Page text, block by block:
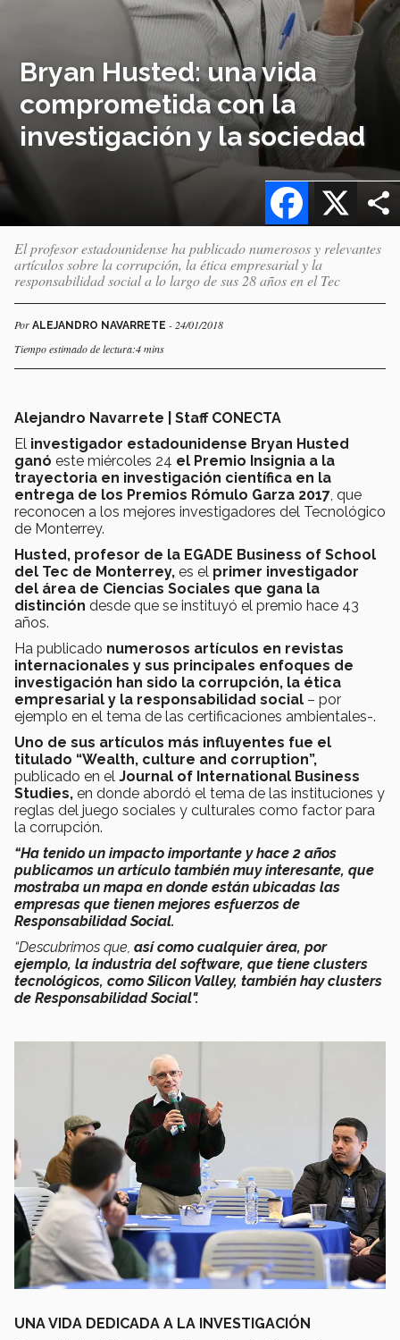
Bryan Husted: una vida
comprometida con la
investigación y la sociedad
X
Facebook
El profesor estadounidense ha publicado numerosos y relevantes
artículos sobre la corrupción, la ética empresarial y la
responsabilidad social a lo largo de sus 28 años en el Tec
Por ALEJANDRO NAVARRETE - 24/01/2018
Tiempo estimado de lectura:4 mins
Alejandro Navarrete | Staff CONECTA
El investigador estadounidense Bryan Husted
ganó este miércoles 24 el Premio Insignia a la
trayectoria en investigación científica en la
entrega de los Premios Rómulo Garza 2017 , que
reconocen a los mejores investigadores del Tecnológico
de Monterrey.
Husted, profesor de la EGADE Business of School
del Tec de Monterrey, es el primer investigador
del área de Ciencias Sociales que gana la
distinción desde que se instituyó el premio hace 43
años.
Ha publicado numerosos artículos en revistas
internacionales y sus principales enfoques de
investigación han sido la corrupción, la ética
empresarial y la responsabilidad social – por
ejemplo en el tema de las certificaciones ambientales-.
Uno de sus artículos más influyentes fue el
titulado “Wealth, culture and corruption”,
publicado en el Journal of International Business
Studies, en donde abordó el tema de las instituciones y
reglas del juego sociales y culturales como factor para
la corrupción.
“Ha tenido un impacto importante y hace 2 años
publicamos un artículo también muy interesante, que
mostraba un mapa en donde están ubicadas las
empresas que tienen mejores esfuerzos de
Responsabilidad Social.
“Descubrimos que, así como cualquier área, por
ejemplo, la industria del software, que tiene clusters
tecnológicos, como Silicon Valley, también hay clusters
de Responsabilidad Social".
UNA VIDA DEDICADA A LA INVESTIGACIÓN